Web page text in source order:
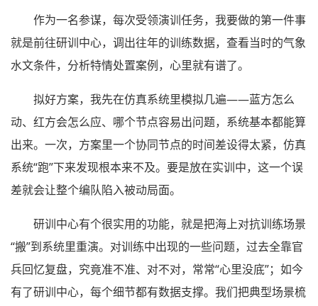
作为一名参谋，每次受领演训任务，我要做的第一件事
就是前往研训中心，调出往年的训练数据，查看当时的气象
水文条件，分析特情处置案例，心里就有谱了。
拟好方案，我先在仿真系统里模拟几遍——蓝方怎么
动、红方会怎么应、哪个节点容易出问题，系统基本都能算
出来。一次，方案里一个协同节点的时间差设得太紧，仿真
系统“跑”下来发现根本来不及。要是放在实训中，这一个误
差就会让整个编队陷入被动局面。
研训中心有个很实用的功能，就是把海上对抗训练场景
“搬”到系统里重演。对训练中出现的一些问题，过去全靠官
兵回忆复盘，究竟准不准、对不对，常常“心里没底”；如今
有了研训中心，每个细节都有数据支撑。我们把典型场景梳